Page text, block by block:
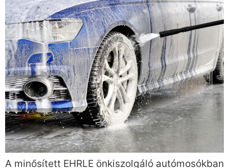
A minősített EHRLE önkiszolgáló autómosókban